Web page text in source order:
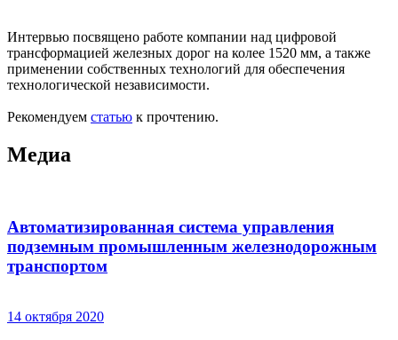
Интервью посвящено работе компании над цифровой
трансформацией железных дорог на колее 1520 мм, а также
применении собственных технологий для обеспечения
технологической независимости.
Рекомендуем статью к прочтению.
Медиа
Автоматизированная система управления
подземным промышленным железнодорожным
транспортом
14 октября 2020